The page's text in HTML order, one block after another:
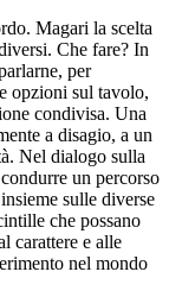
Magari la scelta
Che fare? In
per
opzioni sul tavolo,
condivisa. Una
a disagio, a un
Nel dialogo sulla
un percorso
sulle diverse
che possano
carattere e alle
nel mondo